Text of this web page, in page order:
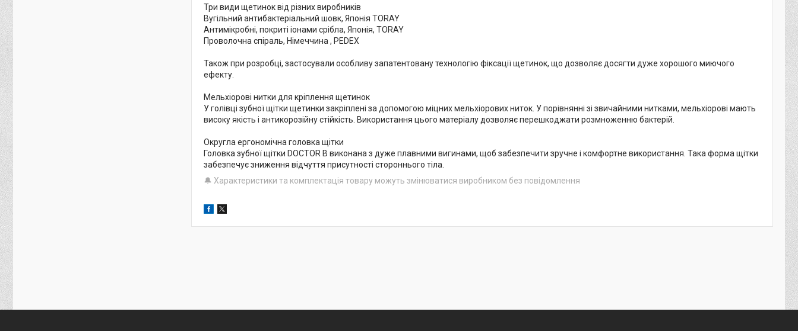
Три види щетинок від різних виробників
Вугільний антибактеріальний шовк, Японія TORAY
Антимікробні, покриті іонами срібла, Японія, TORAY
Проволочна спіраль, Німеччина , PEDEX
Також при розробці, застосували особливу запатентовану технологію фіксації щетинок, що дозволяє досягти дуже хорошого миючого
ефекту.
Мельхіорові нитки для кріплення щетинок
У голівці зубної щітки щетинки закріплені за допомогою міцних мельхіорових ниток. У порівнянні зі звичайними нитками, мельхіорові мають
високу якість і антикорозійну стійкість. Використання цього матеріалу дозволяє перешкоджати розмноженню бактерій.
Округла ергономічна головка щітки
Головка зубної щітки DOCTOR B виконана з дуже плавними вигинами, щоб забезпечити зручне і комфортне використання. Така форма щітки
забезпечує зниження відчуття присутності стороннього тіла.
🔔 Характеристики та комплектація товару можуть змінюватися виробником без повідомлення